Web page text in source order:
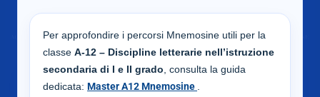
Per approfondire i percorsi Mnemosine utili per la
classe A-12 – Discipline letterarie nell’istruzione
secondaria di I e II grado , consulta la guida
dedicata: Master A12 Mnemosine